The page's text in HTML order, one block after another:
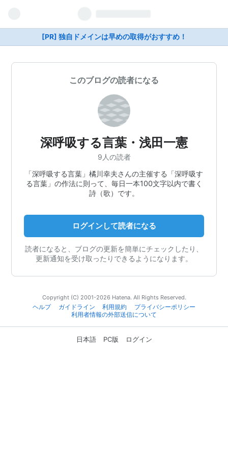
[PR] 独自ドメインは早めの取得がおすすめ！
このブログの読者になる
深呼吸する言葉・浅田一憲
9人の読者
「深呼吸する言葉」橘川幸夫さんの主催する「深呼吸す
る言葉」の作法に則って、毎日一本100文字以内で書く
詩（歌）です。
ログインして読者になる
読者になると、ブログの更新を簡単にチェックしたり、
更新通知を受け取ったりできるようになります。
Copyright (C) 2001-2026 Hatena. All Rights Reserved.
ヘルプ
ガイドライン 利用規約
プライバシーポリシー
利用者情報の外部送信について
日本語 PC版 ログイン